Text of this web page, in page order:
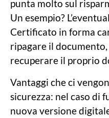
punta molto sul
Un esempio?
Certificato in forma
ripagare il
recuperare il proprio
Vantaggi che ci
sicurezza: nel caso di
nuova versione